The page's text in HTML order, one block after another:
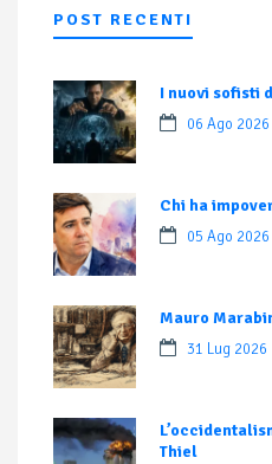
POST RECENTI
I nuovi sofisti
06 Ago 2026
Chi ha
05 Ago 2026
Mauro
31 Lug 2026
Thiel